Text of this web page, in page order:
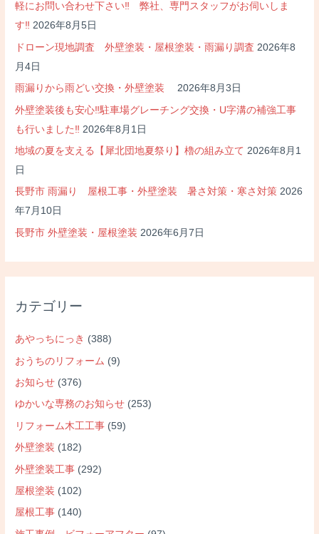
軽にお問い合わせ下さい‼ 弊社、専門スタッフがお伺いしま
す‼ 2026年8月5日
ドローン現地調査 外壁塗装・屋根塗装・雨漏り調査 2026年8
月4日
雨漏りから雨どい交換・外壁塗装 2026年8月3日
外壁塗装後も安心‼駐車場グレーチング交換・U字溝の補強工事
も行いました‼ 2026年8月1日
地域の夏を支える【犀北団地夏祭り】櫓の組み立て 2026年8月1
日
長野市 雨漏り 屋根工事・外壁塗装 暑さ対策・寒さ対策 2026
年7月10日
長野市 外壁塗装・屋根塗装 2026年6月7日
カテゴリー
あやっちにっき (388)
おうちのリフォーム (9)
お知らせ (376)
ゆかいな専務のお知らせ (253)
リフォーム木工工事 (59)
外壁塗装 (182)
外壁塗装工事 (292)
屋根塗装 (102)
屋根工事 (140)